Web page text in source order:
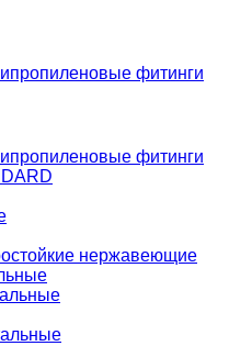
фитинги
фитинги
нержавеющие